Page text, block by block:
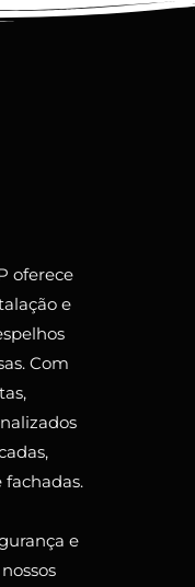
oferece
e
Com
fachadas.
e